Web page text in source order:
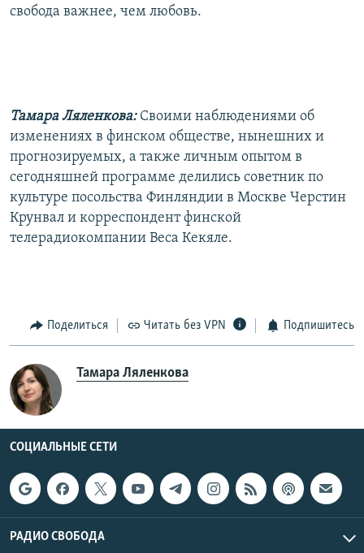
свобода важнее, чем любовь.
Тамара Ляленкова: Своими наблюдениями об
изменениях в финском обществе, нынешних и
прогнозируемых, а также личным опытом в
сегодняшней программе делились советник по
культуре посольства Финляндии в Москве Черстин
Крунвал и корреспондент финской
телерадиокомпании Веса Кекяле.
Поделиться Читать без VPN Подпишитесь
Тамара Ляленкова
СОЦИАЛЬНЫЕ СЕТИ
РАДИО СВОБОДА